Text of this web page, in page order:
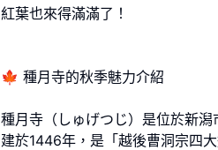
紅葉也來得滿滿了！
🍁 種月寺的秋季魅力介紹
種月寺（しゅげつじ）是位於新
建於1446年，是「越後曹洞宗四